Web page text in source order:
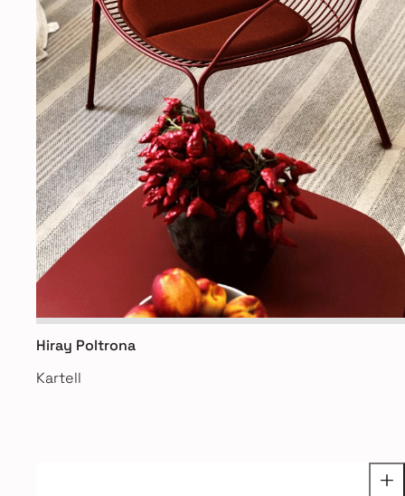
Hiray Poltrona
Kartell